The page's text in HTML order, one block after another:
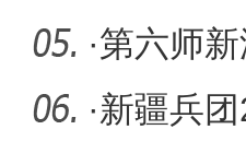
浓 好戏
·第六师
活动
·新疆兵